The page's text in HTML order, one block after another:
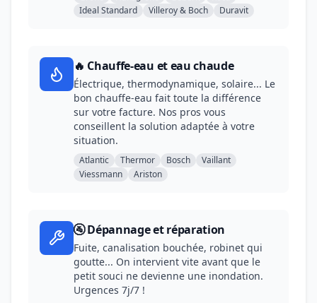
Ideal Standard
Villeroy & Boch Duravit
🔥 Chauffe-eau et eau chaude
Électrique, thermodynamique, solaire... Le
bon chauffe-eau fait toute la différence
sur votre facture. Nos pros vous
conseillent la solution adaptée à votre
situation.
Atlantic Thermor Bosch
Vaillant
Viessmann
Ariston
🚰 Dépannage et réparation
Fuite, canalisation bouchée, robinet qui
goutte... On intervient vite avant que le
petit souci ne devienne une inondation.
Urgences 7j/7 !